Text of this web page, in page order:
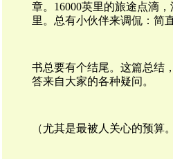
章。16000英里的旅途点滴
里。总有小伙伴来调侃：简
书总要有个结尾。这篇总结
答来自大家的各种疑问。
（尤其是最被人关心的预算